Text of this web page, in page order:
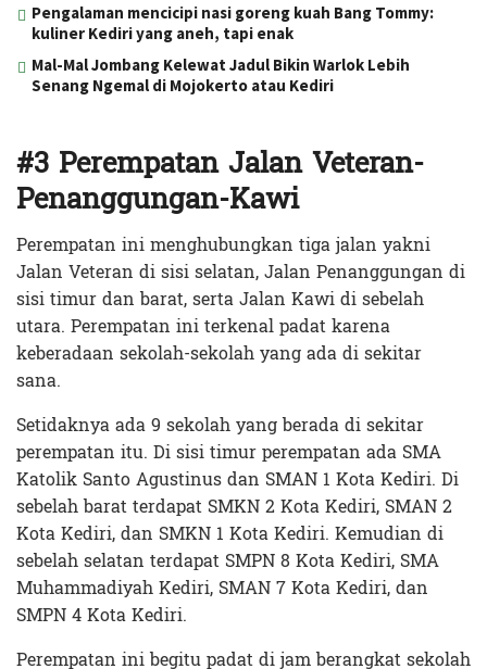
Pengalaman mencicipi nasi goreng kuah Bang Tommy:
kuliner Kediri yang aneh, tapi enak
Mal-Mal Jombang Kelewat Jadul Bikin Warlok Lebih
Senang Ngemal di Mojokerto atau Kediri
#3 Perempatan Jalan Veteran-
Penanggungan-Kawi
Perempatan ini menghubungkan tiga jalan yakni
Jalan Veteran di sisi selatan, Jalan Penanggungan di
sisi timur dan barat, serta Jalan Kawi di sebelah
utara. Perempatan ini terkenal padat karena
keberadaan sekolah-sekolah yang ada di sekitar
sana.
Setidaknya ada 9 sekolah yang berada di sekitar
perempatan itu. Di sisi timur perempatan ada SMA
Katolik Santo Agustinus dan SMAN 1 Kota Kediri. Di
sebelah barat terdapat SMKN 2 Kota Kediri, SMAN 2
Kota Kediri, dan SMKN 1 Kota Kediri. Kemudian di
sebelah selatan terdapat SMPN 8 Kota Kediri, SMA
Muhammadiyah Kediri, SMAN 7 Kota Kediri, dan
SMPN 4 Kota Kediri.
Perempatan ini begitu padat di jam berangkat sekolah